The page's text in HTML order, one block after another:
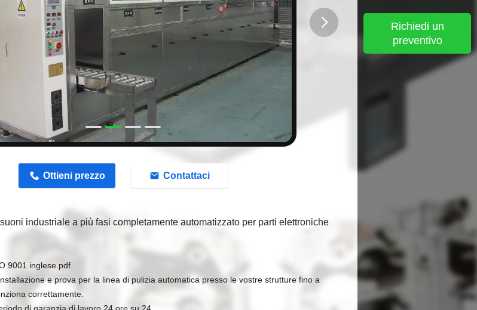
Ottieni prezzo Contattaci
industriale a più fasi completamente automatizzato per parti elettroniche
9001 inglese.pdf
e prova per la linea di pulizia automatica presso le vostre strutture fino a
correttamente.
Richiedi un
preventivo